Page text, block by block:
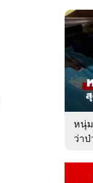
หนุ่
ว่า